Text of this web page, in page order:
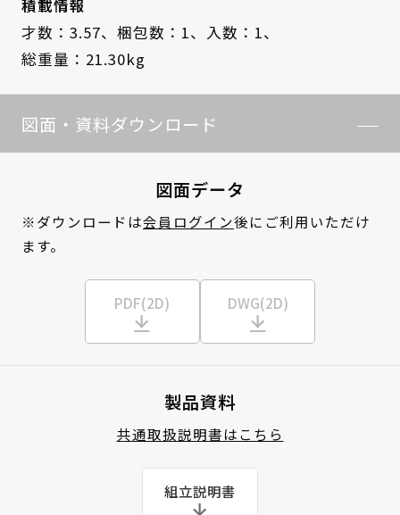
積載情報
才数：3.57、 梱包数：1、 入数：1、
総重量：21.30kg
図面・資料ダウンロード
図面データ
※ダウンロードは会員ログイン後にご利用いただけ
ます。
PDF(2D) DWG(2D)
製品資料
共通取扱説明書はこちら
組立説明書